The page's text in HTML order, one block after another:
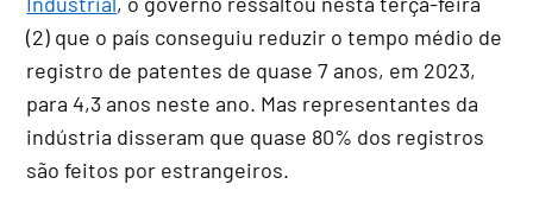
(2) que o país conseguiu reduzir o tempo médio de
registro de patentes de quase 7 anos, em 2023,
para 4,3 anos neste ano. Mas representantes da
indústria disseram que quase 80% dos registros
são feitos por estrangeiros.